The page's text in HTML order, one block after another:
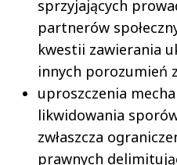
sprzyjających
partnerów
kwestii zawierania
innych porozumień
uproszczenia
likwidowania
zwłaszcza
prawnych